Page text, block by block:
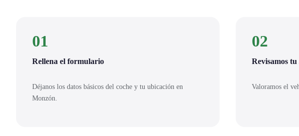
01
Rellena el formulario
Déjanos los datos básicos del coche y tu ubicación en
Monzón.
02
Revisamos
Valoramos el